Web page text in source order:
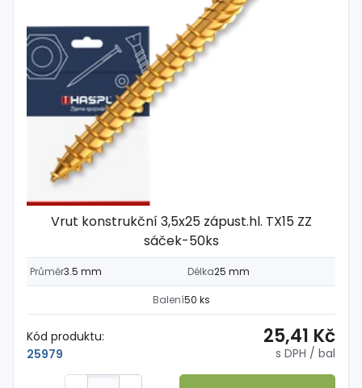
Vrut konstrukční 3,5x25 zápust.hl. TX15 ZZ
sáček-50ks
Průměr3.5 mm Délka25 mm
Balení50 ks
Kód produktu:
25979
25,41 Kč
s DPH / bal